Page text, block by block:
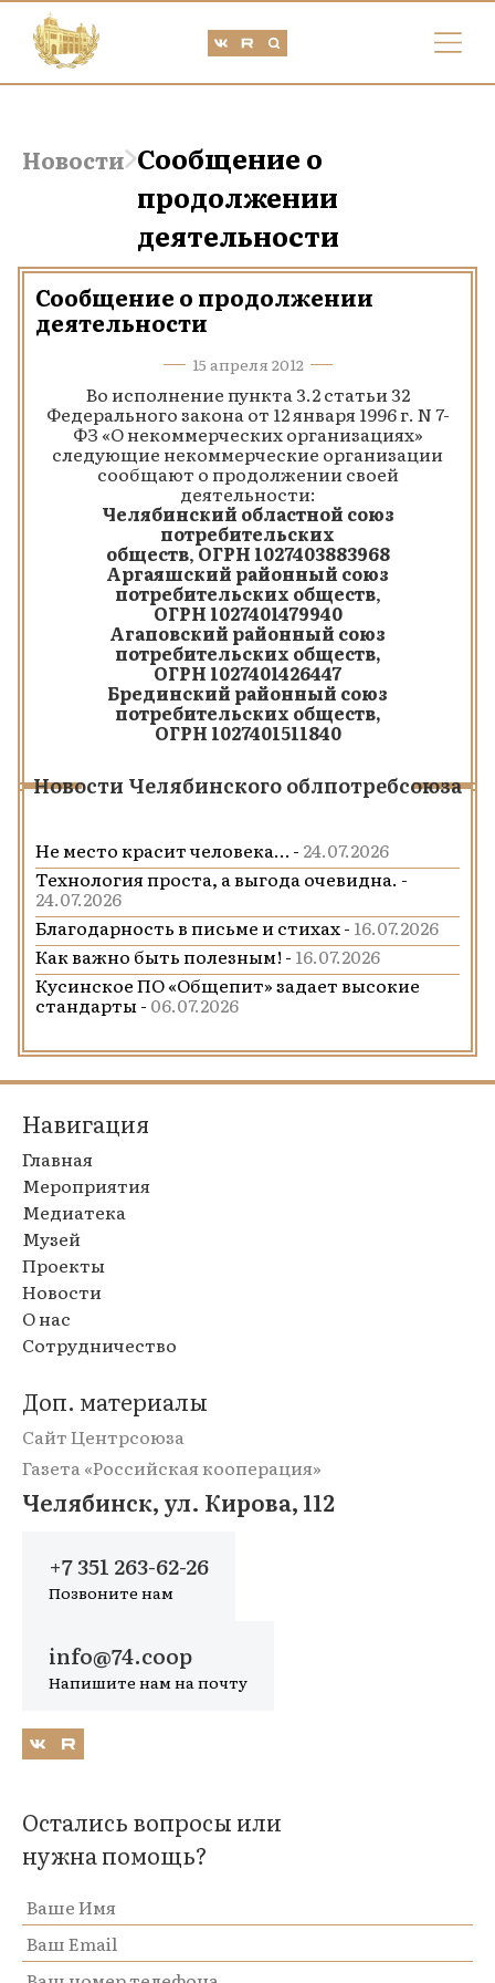
Новости Сообщение о
продолжении
деятельности
Сообщение о продолжении
деятельности
15 апреля 2012
Во исполнение пункта 3.2 статьи 32
Федерального закона от 12 января 1996 г. N 7-
ФЗ «О некоммерческих организациях»
следующие некоммерческие организации
сообщают о продолжении своей
деятельности:
Челябинский областной союз
потребительских
обществ,ОГРН 1027403883968
Аргаяшский районный союз
потребительских обществ,
ОГРН 1027401479940
Агаповский районный союз
потребительских обществ,
ОГРН 1027401426447
Брединский районный союз
потребительских обществ,
ОГРН 1027401511840
Новости Челябинского облпотребсоюза
Не место красит человека… - 24.07.2026
Технология проста, а выгода очевидна. -
24.07.2026
Благодарность в письме и стихах - 16.07.2026
Как важно быть полезным! - 16.07.2026
Кусинское ПО «Общепит» задает высокие
стандарты - 06.07.2026
Навигация
Главная
Мероприятия
Медиатека
Музей
Проекты
Новости
О нас
Сотрудничество
Доп. материалы
Сайт Центрсоюза
Газета «Российская кооперация»
Челябинск, ул. Кирова, 112
+7 351 263-62-26
Позвоните нам
info@74.coop
Напишите нам на почту
Остались вопросы или
нужна помощь?